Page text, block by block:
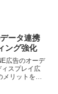
ータ連携
ング強化
広告のオーデ
ィスプレイ広
リットを解